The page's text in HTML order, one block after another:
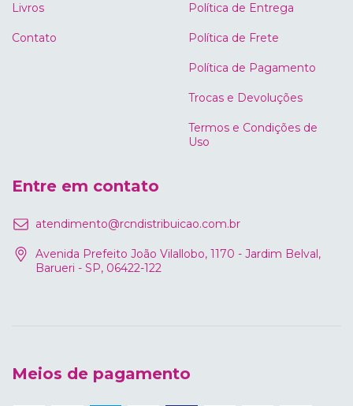
Livros
Contato
Política de Entrega
Política de Frete
Política de Pagamento
Trocas e Devoluções
Termos e Condições de
Uso
Entre em contato
atendimento@rcndistribuicao.com.br
Avenida Prefeito João Vilallobo, 1170 - Jardim Belval,
Barueri - SP, 06422-122
Meios de pagamento